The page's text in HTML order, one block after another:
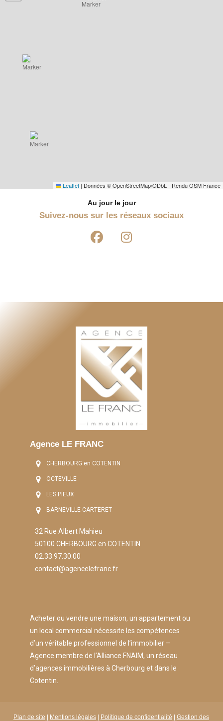
Leaflet | Données © OpenStreetMap/ODbL - Rendu OSM France
Au jour le jour
Suivez-nous sur les réseaux sociaux
Agence LE FRANC
CHERBOURG en COTENTIN
OCTEVILLE
LES PIEUX
BARNEVILLE-CARTERET
32 Rue Albert Mahieu
50100 CHERBOURG en COTENTIN
02.33.97.30.00
contact@agencelefranc.fr
Acheter ou vendre une maison, un appartement ou
un local commercial nécessite les compétences
d’un véritable professionnel de l’immobilier –
Agence membre de l’Alliance FNAIM, un réseau
d’agences immobilières à Cherbourg et dans le
Cotentin.
Plan de site | Mentions légales| Politique de confidentialité | Gestion des